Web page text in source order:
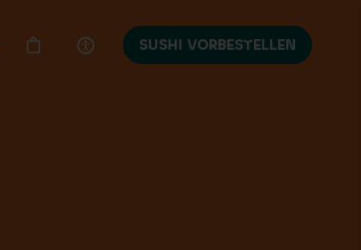
SUSHI VORBESTELLEN